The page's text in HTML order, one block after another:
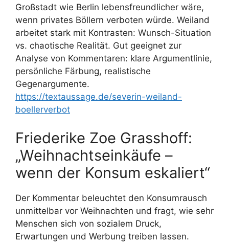
Großstadt wie Berlin lebensfreundlicher wäre,
wenn privates Böllern verboten würde. Weiland
arbeitet stark mit Kontrasten: Wunsch-Situation
vs. chaotische Realität. Gut geeignet zur
Analyse von Kommentaren: klare Argumentlinie,
persönliche Färbung, realistische
Gegenargumente.
https://textaussage.de/severin-weiland-
boellerverbot
Friederike Zoe Grasshoff:
„Weihnachtseinkäufe –
wenn der Konsum eskaliert“
Der Kommentar beleuchtet den Konsumrausch
unmittelbar vor Weihnachten und fragt, wie sehr
Menschen sich von sozialem Druck,
Erwartungen und Werbung treiben lassen.